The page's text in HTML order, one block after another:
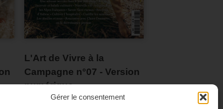
Gérer le consentement
L'Art de Vivre à la
Campagne n°07 - Version
numérique